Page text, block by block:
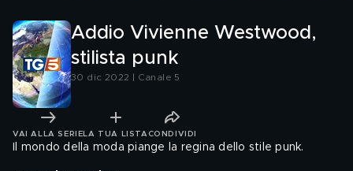
Addio Vivienne Westwood,
stilista punk
30 dic 2022 | Canale 5
VAI ALLA SERIE LA TUA LISTA CONDIVIDI
Il mondo della moda piange la regina dello stile punk.